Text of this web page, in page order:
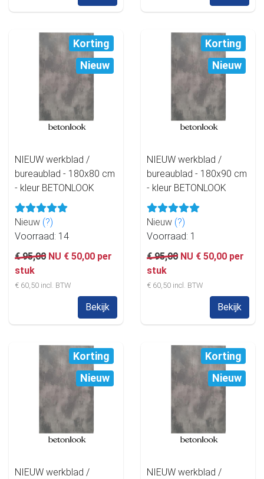
Korting
Nieuw
NIEUW werkblad /
bureaublad - 180x80 cm
- kleur BETONLOOK
Nieuw (?)
Voorraad: 14
€ 95,00 NU € 50,00 per
stuk
€ 60,50 incl. BTW
Bekijk
Korting
Nieuw
NIEUW werkblad /
bureaublad - 180x90 cm
- kleur BETONLOOK
Nieuw (?)
Voorraad: 1
€ 95,00 NU € 50,00 per
stuk
€ 60,50 incl. BTW
Bekijk
Korting
Nieuw
NIEUW werkblad /
Korting
Nieuw
NIEUW werkblad /